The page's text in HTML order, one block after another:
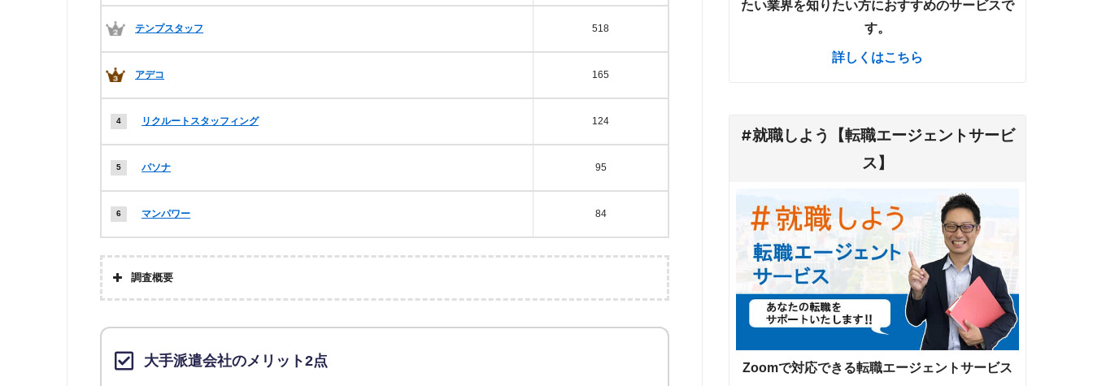
栄養士 調理師 施工管理 添乗員・ツアーコンダクター 翻訳・通訳
短期バイト・単発バイトの派遣 日雇い派遣・日雇いバイト 1日派遣
テンプスタッフ 518
アデコ 165
リクルートスタッフィング 124
パソナ 95
マンパワー 84
調査概要
大手派遣会社のメリット2点
たい業界を知りたい方におすすめのサービスで
す。
詳しくはこちら
#就職しよう【転職エージェントサービ
ス】
Zoomで対応できる転職エージェントサービス